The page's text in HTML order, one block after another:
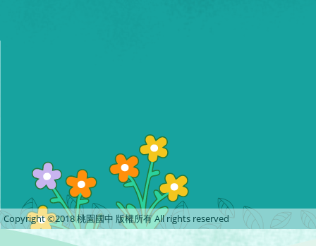
Copyright ©2018 桃園國中 版權所有 All rights reserved